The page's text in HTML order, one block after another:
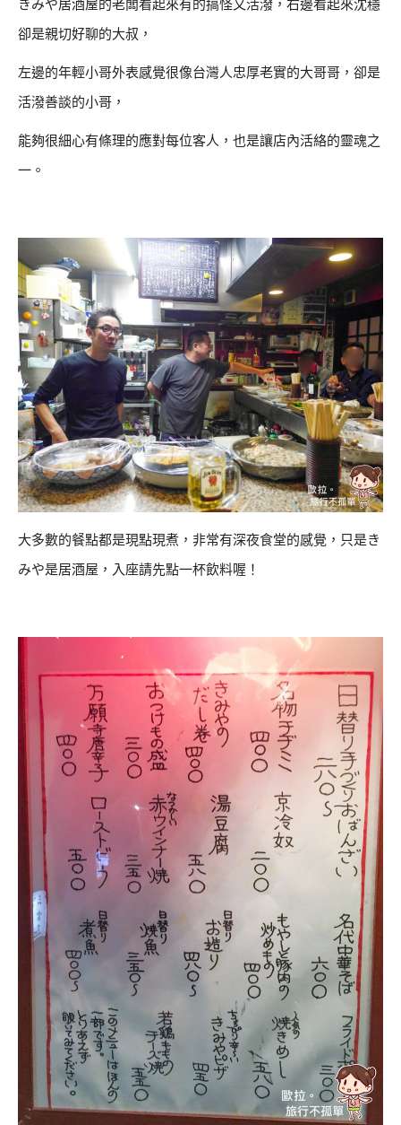
きみや居酒屋的老闆看起來有的搞怪又活潑，右邊看起來沈穩
卻是親切好聊的大叔，
左邊的年輕小哥外表感覺很像台灣人忠厚老實的大哥哥，卻是
活潑善談的小哥，
能夠很細心有條理的應對每位客人，也是讓店內活絡的靈魂之
一。
大多數的餐點都是現點現煮，非常有深夜食堂的感覺，只是き
みや是居酒屋，入座請先點一杯飲料喔！